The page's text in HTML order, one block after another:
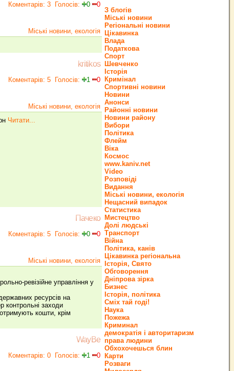
Коментарів: 3 Голосів: 0 0
Міські новини, екологія
kritikos
Коментарів: 5 Голосів: 1 0
Міські новини, екологія
Читати...
Пачеко
Коментарів: 5 Голосів: 0 0
Міські новини, екологія
ревізійне управління у
ресурсів на
контрольні заходи
кошти, крім
WayBe
Коментарів: 0 Голосів: 1 0
З блогів
Міські новини
Регіональні новини
Цікавинка
Влада
Податкова
Спорт
Шевченко
Історія
Кримінал
Спортивні новини
Новини
Анонси
Районні новини
Новини району
Вибори
Політика
Флейм
Віка
Космос
www.kaniv.net
Video
Розповіді
Видання
Міські новини, екологія
Нещасний випадок
Статистика
Мистецтво
Долі людські
Транспорт
Війна
Політика, канів
Цікавинка регіональна
Історія, Свято
Обговорення
Дніпрова зірка
Бизнес
Історія, політика
Сміх тай годі!
Наука
Пожежа
Криминал
демократія і авторитаризм
права людини
Обхохочешься блин
Карти
Розваги